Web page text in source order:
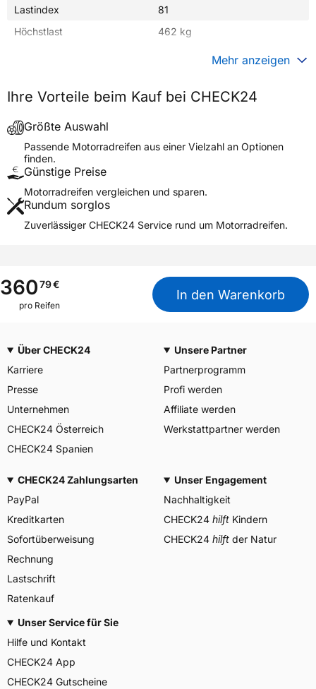
Lastindex
81
Höchstlast
462 kg
Verwendung
Sommerreifen
Modellname
Reifenposition
Rear
Motorradtyp
Weitere Eigenschaften
Schlauchtyp
Seitenwandgestaltung
WWW
Motorrad Kennzeichnung
M/C
Allgemeine Produktsicherheit (GPSR)
Herstellerkontakt
Goodyear S.A. Innovation
Center, Avenue Gordon Smith
7750 Colmar-Berg
Luxemburg,
Mehr anzeigen
Ihre Vorteile beim Kauf bei CHECK24
Größte Auswahl
Passende Motorradreifen aus einer Vielzahl an Optionen
finden.
Günstige Preise
Motorradreifen vergleichen und sparen.
Rundum sorglos
Zuverlässiger CHECK24 Service rund um Motorradreifen.
36079€
pro Reifen
In den Warenkorb
Über CHECK24
Karriere
Presse
Unternehmen
CHECK24 Österreich
CHECK24 Spanien
Unsere Partner
Partnerprogramm
Profi werden
Affiliate werden
Werkstattpartner werden
CHECK24 Zahlungsarten
PayPal
Kreditkarten
Sofortüberweisung
Rechnung
Lastschrift
Ratenkauf
Unser Engagement
Nachhaltigkeit
CHECK24 hilft Kindern
CHECK24 hilft der Natur
Unser Service für Sie
Hilfe und Kontakt
CHECK24 App
CHECK24 Gutscheine